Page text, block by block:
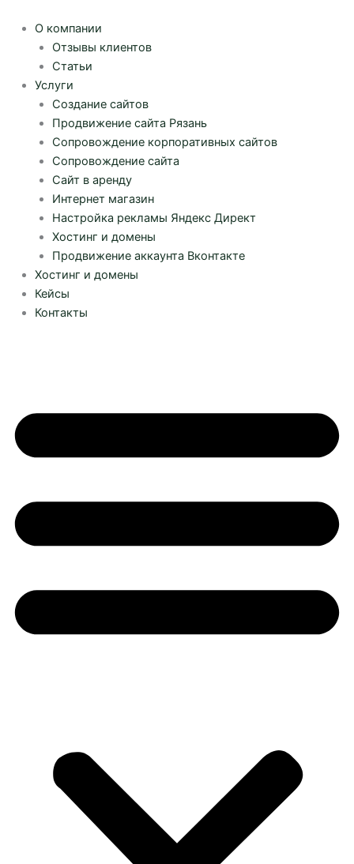
содержимому
О компании
Отзывы клиентов
Статьи
Услуги
Создание сайтов
Продвижение сайта Рязань
Сопровождение корпоративных сайтов
Сопровождение сайта
Сайт в аренду
Интернет магазин
Настройка рекламы Яндекс Директ
Хостинг и домены
Продвижение аккаунта Вконтакте
Хостинг и домены
Кейсы
Контакты